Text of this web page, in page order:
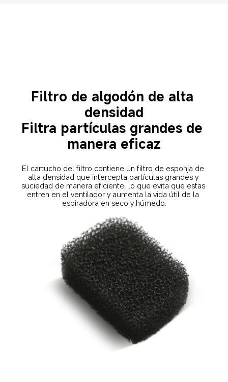
Filtro de algodón de alta
densidad
Filtra partículas grandes de
manera eficaz
El cartucho del filtro contiene un filtro de esponja de
alta densidad que intercepta partículas grandes y
suciedad de manera eficiente, lo que evita que estas
entren en el ventilador y aumenta la vida útil de la
espiradora en seco y húmedo.